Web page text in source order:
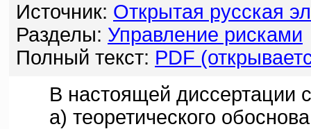
Источник: Открытая русская
Разделы: Управление рисками
Полный текст: PDF
В настоящей диссертации
a) теоретического